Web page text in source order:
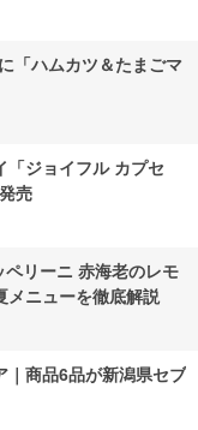
「ハムカツ＆たまごマ
「ジョイフル カプセ
売
リーニ 赤海老のレモ
メニューを徹底解説
｜商品6品が新潟県セブ